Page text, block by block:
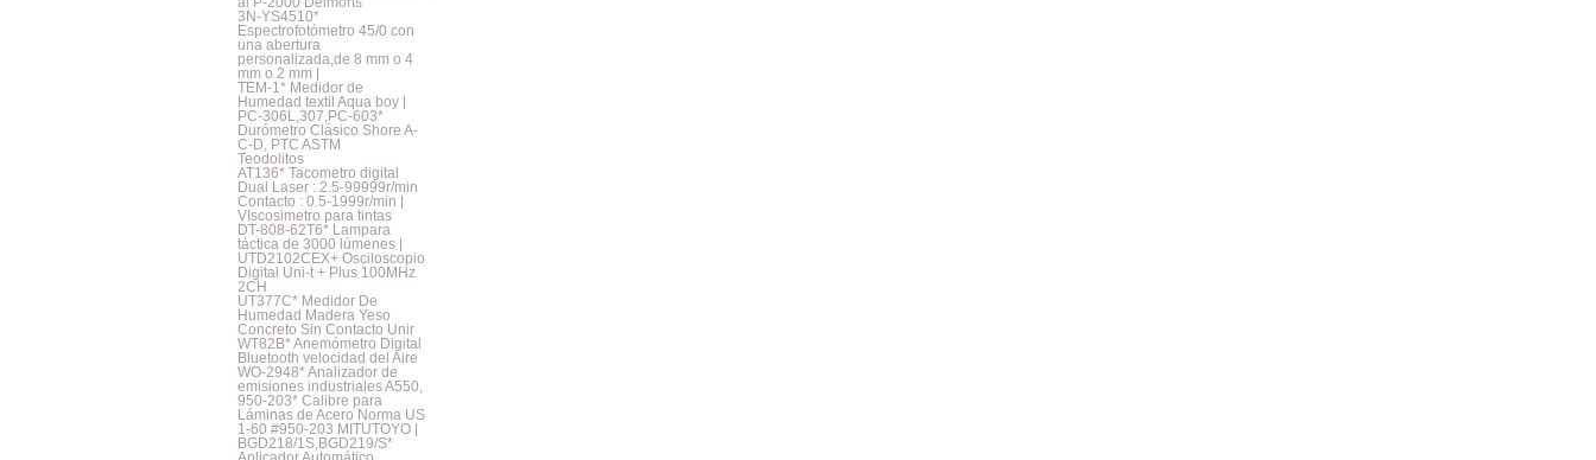
3N-YS4510*
Espectrofotómetro 45/0 con
una abertura
personalizada,de 8 mm o 4
mm o 2 mm |
TEM-1* Medidor de
Humedad textil Aqua boy |
PC-306L,307,PC-603*
Durómetro Clásico Shore A-
C-D, PTC ASTM
Teodolitos
AT136* Tacometro digital
Dual Laser : 2.5-99999r/min
Contacto : 0.5-1999r/min |
VIscosimetro para tintas
DT-808-62T6* Lampara
táctica de 3000 lúmenes |
UTD2102CEX+ Osciloscopio
Digital Uni-t + Plus 100MHz
2CH
UT377C* Medidor De
Humedad Madera Yeso
Concreto Sin Contacto Unir
WT82B* Anemómetro Digital
Bluetooth velocidad del Aire
WO-2948* Analizador de
emisiones industriales A550,
950-203* Calibre para
Láminas de Acero Norma US
1-60 #950-203 MITUTOYO |
BGD218/1S,BGD219/S*